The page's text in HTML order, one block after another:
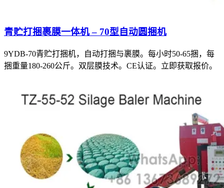
青贮打捆裹膜一体机 – 70型自动圆捆机
9YDB-70青贮打捆机，自动打捆与裹膜。每小时50-65捆，每
捆重量180-260公斤。双层膜技术。CE认证。立即获取报价。